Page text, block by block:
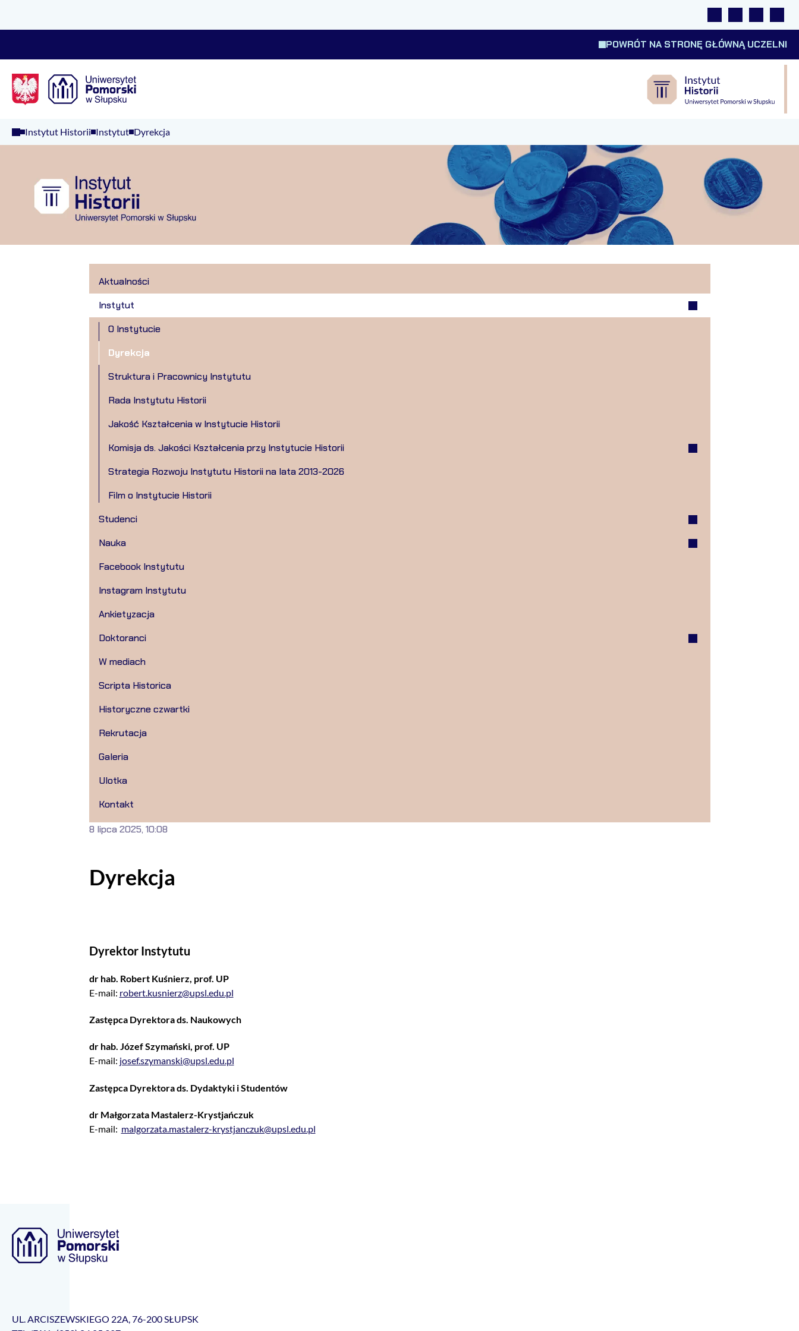
Linki Wyszukiwarka
Tłumacz
POWRÓT NA STRONĘ GŁÓWNĄ UCZELNI
Instytut Historii Instytut Dyrekcja
Aktualności
Instytut
O Instytucie
Dyrekcja
Struktura i Pracownicy Instytutu
Rada Instytutu Historii
Jakość Kształcenia w Instytucie Historii
Komisja ds. Jakości Kształcenia przy Instytucie Historii
Strategia Rozwoju Instytutu Historii na lata 2013-2026
Film o Instytucie Historii
Studenci
Nauka
Facebook Instytutu
Instagram Instytutu
Ankietyzacja
Doktoranci
W mediach
Scripta Historica
Historyczne czwartki
Rekrutacja
Galeria
Ulotka
Kontakt
Dyrekcja
8 lipca 2025, 10:08
Dyrektor Instytutu
dr hab. Robert Kuśnierz, prof. UP
E-mail: robert.kusnierz@upsl.edu.pl
Zastępca Dyrektora ds. Naukowych
dr hab. Józef Szymański, prof. UP
E-mail: josef.szymanski@upsl.edu.pl
Zastępca Dyrektora ds. Dydaktyki i Studentów
dr Małgorzata Mastalerz-Krystjańczuk
E-mail: malgorzata.mastalerz-krystjanczuk@upsl.edu.pl
UL. ARCISZEWSKIEGO 22A, 76-200 SŁUPSK